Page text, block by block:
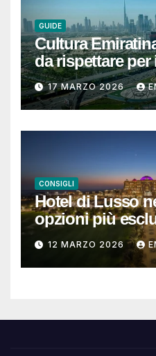
GUIDE
Cultura
da rispettare
completa e
17 MARZO 2026
CONSIGLI
Hotel di Lusso
opzioni più
soggiorno da
12 MARZO 2026